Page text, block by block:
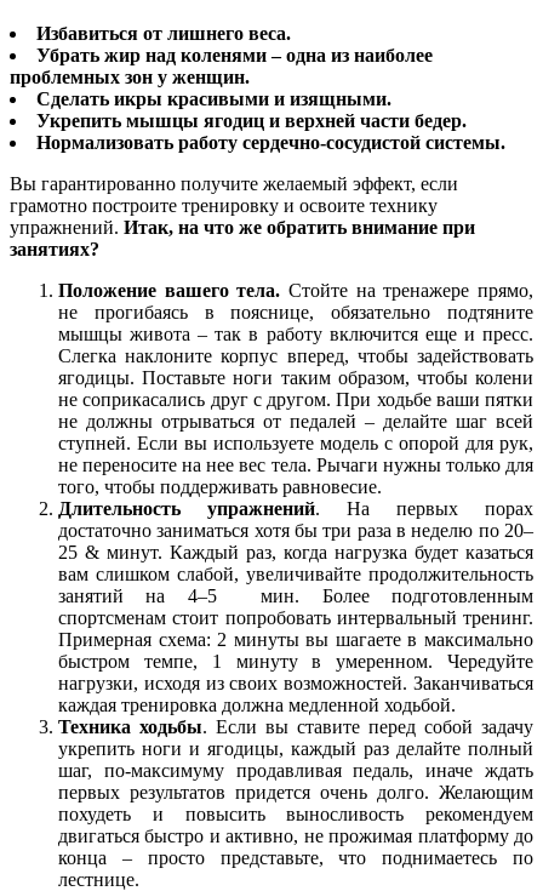
Избавиться от лишнего веса.
Убрать жир над коленями – одна из наиболее
проблемных зон у женщин.
Сделать икры красивыми и изящными.
Укрепить мышцы ягодиц и верхней части бедер.
Нормализовать работу сердечно-сосудистой системы.
Вы гарантированно получите желаемый эффект, если
грамотно построите тренировку и освоите технику
упражнений. Итак, на что же обратить внимание при
занятиях?
Положение вашего тела. Стойте на тренажере прямо,
не прогибаясь в пояснице, обязательно подтяните
мышцы живота – так в работу включится еще и пресс.
Слегка наклоните корпус вперед, чтобы задействовать
ягодицы. Поставьте ноги таким образом, чтобы колени
не соприкасались друг с другом. При ходьбе ваши пятки
не должны отрываться от педалей – делайте шаг всей
ступней. Если вы используете модель с опорой для рук,
не переносите на нее вес тела. Рычаги нужны только для
того, чтобы поддерживать равновесие.
Длительность упражнений. На первых порах
достаточно заниматься хотя бы три раза в неделю по 20–
25 & минут. Каждый раз, когда нагрузка будет казаться
вам слишком слабой, увеличивайте продолжительность
занятий на 4–5 мин. Более подготовленным
спортсменам стоит попробовать интервальный тренинг.
Примерная схема: 2 минуты вы шагаете в максимально
быстром темпе, 1 минуту в умеренном. Чередуйте
нагрузки, исходя из своих возможностей. Заканчиваться
каждая тренировка должна медленной ходьбой.
Техника ходьбы. Если вы ставите перед собой задачу
укрепить ноги и ягодицы, каждый раз делайте полный
шаг, по-максимуму продавливая педаль, иначе ждать
первых результатов придется очень долго. Желающим
похудеть и повысить выносливость рекомендуем
двигаться быстро и активно, не прожимая платформу до
конца – просто представьте, что поднимаетесь по
лестнице.